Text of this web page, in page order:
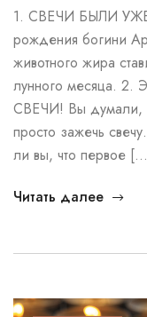
1. СВЕЧИ БЫЛИ
рождения богини
животного жира
лунного месяца.
СВЕЧИ! Вы думали,
просто зажечь
ли вы, что первое
Читать далее